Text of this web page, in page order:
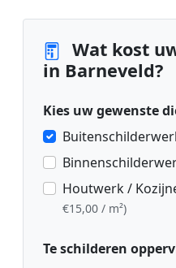
Wat kost
in Barneveld?
Kies uw gewenste
Houtwerk /
€15,00 / m²)
Te schilderen